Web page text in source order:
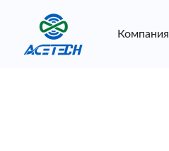
Компания